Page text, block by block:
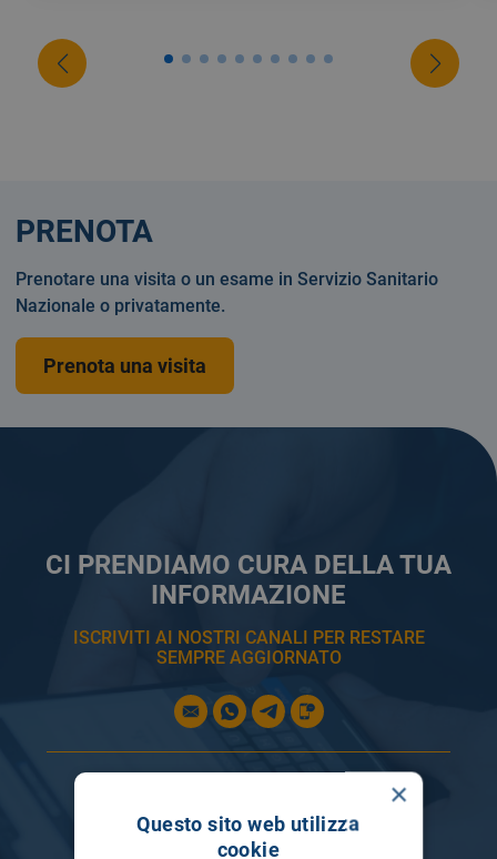
CI PRENDIAMO CURA DELLA TUA
INFORMAZIONE
ISCRIVITI AI NOSTRI CANALI PER RESTARE
SEMPRE AGGIORNATO
PRENOTA
Prenotare una visita o un esame in Servizio Sanitario
Nazionale o privatamente.
Prenota una visita
×
Questo sito web utilizza
cookie